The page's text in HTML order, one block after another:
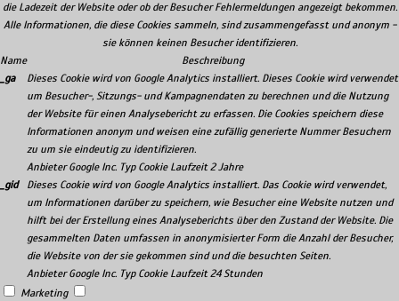
die Ladezeit der Website oder ob der Besucher Fehlermeldungen angezeigt bekommen.
Alle Informationen, die diese Cookies sammeln, sind zusammengefasst und anonym -
sie können keinen Besucher identifizieren.
Name
Beschreibung
_ga
Dieses Cookie wird von Google Analytics installiert. Dieses Cookie wird verwendet
um Besucher-, Sitzungs- und Kampagnendaten zu berechnen und die Nutzung
der Website für einen Analysebericht zu erfassen. Die Cookies speichern diese
Informationen anonym und weisen eine zufällig generierte Nummer Besuchern
zu um sie eindeutig zu identifizieren.
Anbieter Google Inc. Typ Cookie Laufzeit 2 Jahre
_gid
Dieses Cookie wird von Google Analytics installiert. Das Cookie wird verwendet,
um Informationen darüber zu speichern, wie Besucher eine Website nutzen und
hilft bei der Erstellung eines Analyseberichts über den Zustand der Website. Die
gesammelten Daten umfassen in anonymisierter Form die Anzahl der Besucher,
die Website von der sie gekommen sind und die besuchten Seiten.
Anbieter Google Inc. Typ Cookie Laufzeit 24 Stunden
Marketing